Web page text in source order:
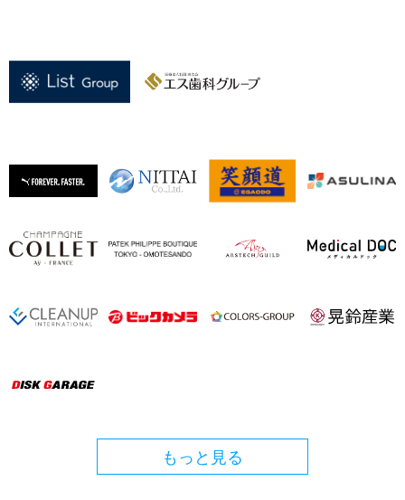
もっと見る